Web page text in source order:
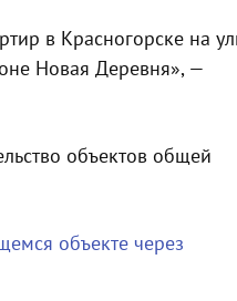
в Красногорске на
Новая Деревня», —
объектов общей
объекте через